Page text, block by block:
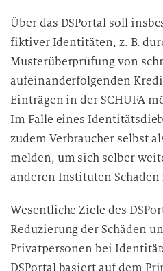
Über das DSPortal soll
fiktiver Identitäten, z. B.
Musterüberprüfung von
aufeinanderfolgenden
Einträgen in der SCHUFA
Im Falle eines
zudem Verbraucher selbst
melden, um sich selber
anderen Instituten Schaden
Wesentliche Ziele des
Reduzierung der Schäden
Privatpersonen bei
DSPortal basiert auf dem